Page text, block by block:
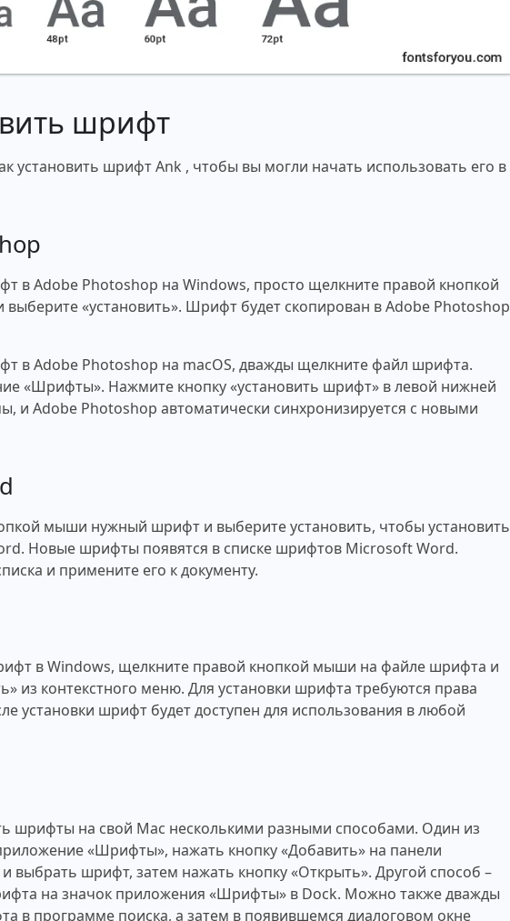
шрифт
установить шрифт Ank , чтобы вы могли начать использовать его в
в Adobe Photoshop на Windows, просто щелкните правой кнопкой
«установить». Шрифт будет скопирован в Adobe Photoshop
в Adobe Photoshop на macOS, дважды щелкните файл шрифта.
«Шрифты». Нажмите кнопку «установить шрифт» в левой нижней
и Adobe Photoshop автоматически синхронизируется с новыми
мыши нужный шрифт и выберите установить, чтобы установить
Новые шрифты появятся в списке шрифтов Microsoft Word.
и примените его к документу.
в Windows, щелкните правой кнопкой мыши на файле шрифта и
из контекстного меню. Для установки шрифта требуются права
установки шрифт будет доступен для использования в любой
шрифты на свой Mac несколькими разными способами. Один из
«Шрифты», нажать кнопку «Добавить» на панели
выбрать шрифт, затем нажать кнопку «Открыть». Другой способ –
на значок приложения «Шрифты» в Dock. Можно также дважды
в программе поиска, а затем в появившемся диалоговом окне